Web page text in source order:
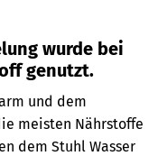
wurde bei
genutzt.
und dem
meisten Nährstoffe
dem Stuhl Wasser